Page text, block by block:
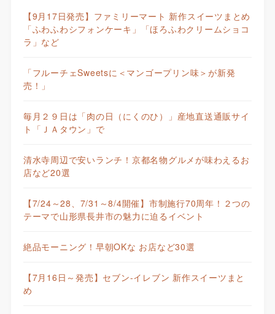
【9月17日発売】ファミリーマート 新作スイーツまとめ
「ふわふわシフォンケーキ」「ほろふわクリームショコ
ラ」など
「フルーチェSweetsに＜マンゴープリン味＞が新発
売！」
毎月２９日は「肉の日（にくのひ）」産地直送通販サイ
ト「ＪＡタウン」で
清水寺周辺で安いランチ！京都名物グルメが味わえるお
店など20選
【7/24～28、7/31～8/4開催】市制施行70周年！２つの
テーマで山形県長井市の魅力に迫るイベント
絶品モーニング！早朝OKな お店など30選
【7月16日～発売】セブン-イレブン 新作スイーツまと
め